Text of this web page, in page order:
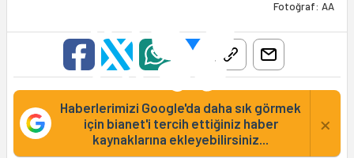
Fotoğraf: AA
Haberlerimizi Google'da daha sık görmek
için bianet'i tercih ettiğiniz haber
kaynaklarına ekleyebilirsiniz...
×